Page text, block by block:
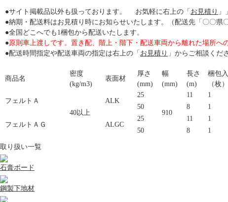
●サイト掲載品以外も扱っております。 お気軽に右上の「 お見積り
●納期・配送料はお見積り時にお知らせいたします。（配送先「〇〇県
●全国どこへでも1梱包から配送いたします。
●原則車上渡しです。置き配、階上・階下・配送車両から離れた場所へ
●配送時間指定や配送車両の指定は右上の「 お見積り 」からご相談くだ
商品名
密度
(kg/m3)
表面材
厚さ
(mm)
幅
(mm)
長さ
(m)
梱包
（枚）
フェルトＡ
40以上
ALK
25
910
11 1
50
8 1
フェルトＡＧ ALGC
25 11 1
50
8 1
取り扱い一覧
石膏ボード
鋼製下地材